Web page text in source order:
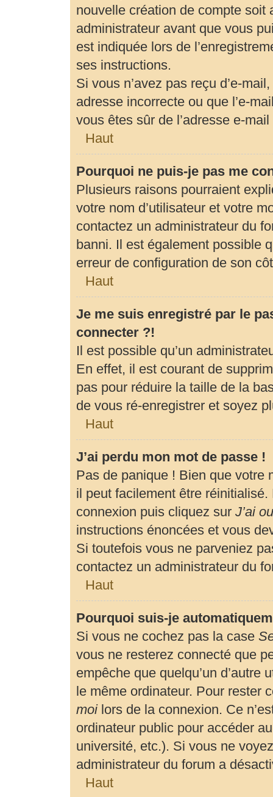
nouvelle création de compte soit
administrateur avant que vous
est indiquée lors de
ses instructions.
Si vous n’avez pas reçu d’e-
adresse incorrecte ou que l’e-
vous êtes sûr de l’adresse e-
Haut
Pourquoi ne puis-je pas me
Plusieurs raisons pourraient
votre nom d’utilisateur et votre
contactez un administrateur du
banni. Il est également possible
erreur de configuration de son
Haut
Je me suis enregistré par le
connecter ?!
Il est possible qu’un
En effet, il est courant de
pas pour réduire la taille de la
de vous ré-enregistrer et soyez
Haut
J’ai perdu mon mot de passe !
Pas de panique ! Bien que votre
il peut facilement être
connexion puis cliquez sur J’ai
instructions énoncées et vous
Si toutefois vous ne parveniez
contactez un administrateur du
Haut
Pourquoi suis-je
Si vous ne cochez pas la case
vous ne resterez connecté que
empêche que quelqu’un
le même ordinateur. Pour rester
moilors de la connexion. Ce
ordinateur public pour accéder
université, etc.). Si vous ne
administrateur du forum a
Haut